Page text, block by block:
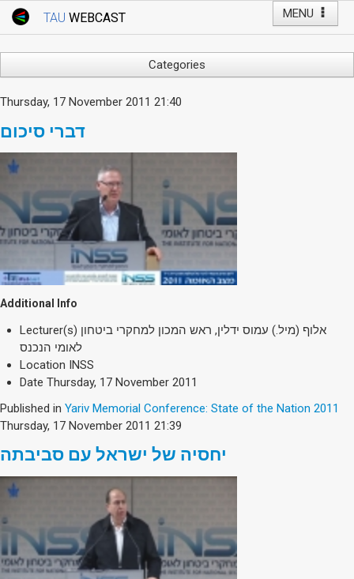
MENU
TAU WEBCAST
Webcast: Courses
Events
Live Webcast
TAU General Events
Faculty Events
YouTube Channel
Categories
Business & Management
Computers
Education
Faculty Events
Faculty of Law
History
Humanities
Lecture Series
Live Webcast
Medicine & Life Sciences
Science
Society & Politics
TAU General
SEARCH
Search
Thursday, 17 November 2011 21:40
דברי סיכום
Additional Info
Lecturer(s) אלוף (מיל.) עמוס ידלין, ראש המכון למחקרי ביטחון
לאומי הנכנס
Location INSS
Date Thursday, 17 November 2011
Published in Yariv Memorial Conference: State of the Nation 2011
Thursday, 17 November 2011 21:39
יחסיה של ישראל עם סביבתה